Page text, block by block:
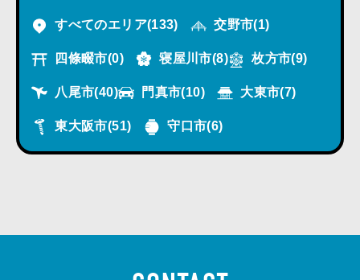
すべてのエリア(133) 交野市(1)
四條畷市(0) 寝屋川市(8) 枚方市(9)
八尾市(40) 門真市(10) 大東市(7)
東大阪市(51) 守口市(6)